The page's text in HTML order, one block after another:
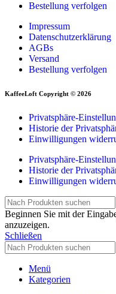
Bestellung verfolgen
Impressum
Datenschutzerklärung
AGBs
Versand
Bestellung verfolgen
KaffeeLoft Copyright © 2026
Privatsphäre-
Historie der
Einwilligungen
Privatsphäre-
Historie der
Einwilligungen
Beginnen Sie mit der
anzuzeigen.
Schließen
Menü
Kategorien